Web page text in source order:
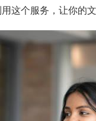
这个服务，让你的